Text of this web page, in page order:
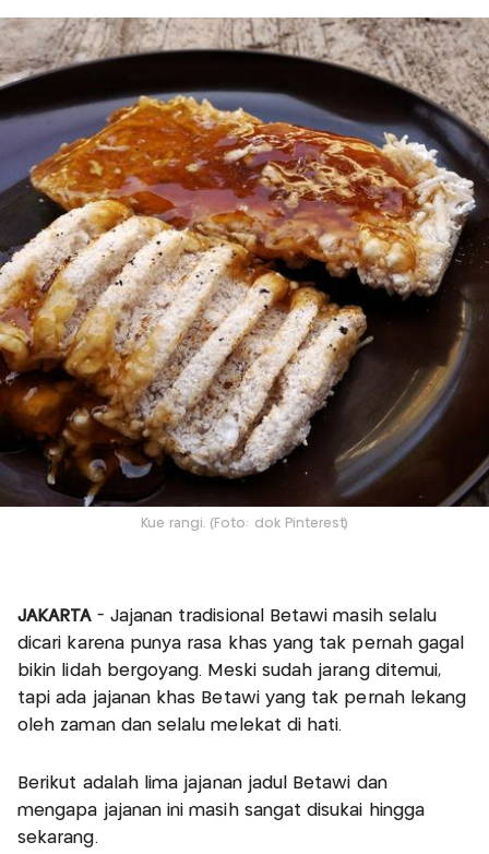
Kue rangi. (Foto: dok Pinterest)
JAKARTA- Jajanan tradisional Betawi masih selalu
dicari karena punya rasa khas yang tak pernah gagal
bikin lidah bergoyang. Meski sudah jarang ditemui,
tapi ada jajanan khas Betawi yang tak pernah lekang
oleh zaman dan selalu melekat di hati.
Berikut adalah lima jajanan jadul Betawi dan
mengapa jajanan ini masih sangat disukai hingga
sekarang.